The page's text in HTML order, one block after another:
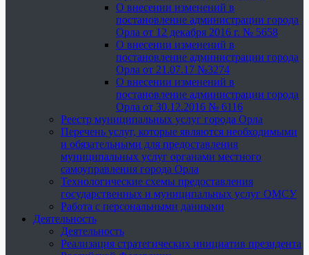
О внесении изменений в
постановление администрации города
Орла от 12 декабря 2016 г. № 5658
О внесении изменений в
постановление администрации города
Орла от 21.07.17 №3274
О внесении изменений в
постановление администрации города
Орла от 30.12.2016 № 6116
Реестр муниципальных услуг города Орла
Перечень услуг, которые являются необходимыми
и обязательными для предоставления
муниципальных услуг органами местного
самоуправления города Орла
Технологические схемы предоставления
государственных и муниципальных услуг ОМСУ
Работа с персональными данными
Деятельность
Деятельность
Реализация стратегических инициатив президента